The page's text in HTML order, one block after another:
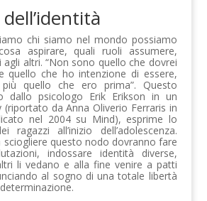
chi siamo nel mondo possiamo
aspirare, quali ruoli assumere,
altri. “Non sono quello che dovrei
quello che ho intenzione di essere,
quello che ero prima”. Questo
dallo psicologo Erik Erikson in un
da Anna Oliverio Ferraris in
nel 2004 su Mind), esprime lo
ragazzi all’inizio dell’adolescenza.
sciogliere questo nodo dovranno fare
indossare identità diverse,
li vedano e alla fine venire a patti
al sogno di una totale libertà